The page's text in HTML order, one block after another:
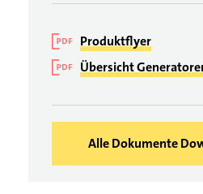
Produktflyer
Übersicht
Alle Dokumente